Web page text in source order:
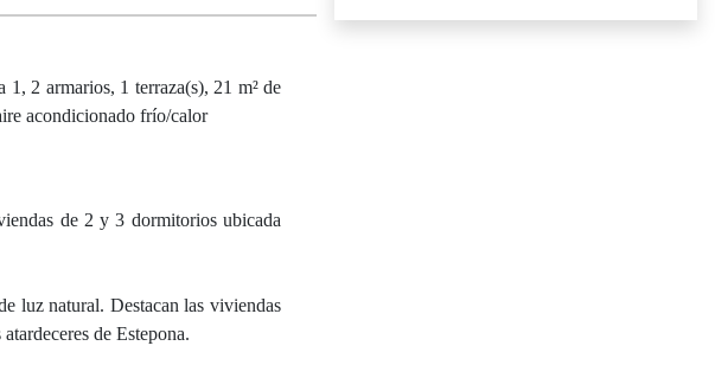
2 armarios, 1 terraza(s), 21 m² de
acondicionado frío/calor
de 2 y 3 dormitorios ubicada
luz natural. Destacan las viviendas
de Estepona.